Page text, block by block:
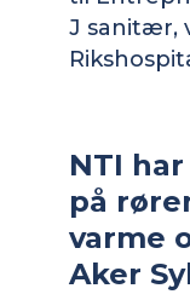
J sanitær,
NTI
på
varme
Aker